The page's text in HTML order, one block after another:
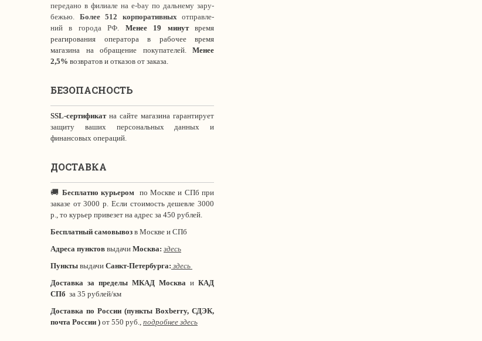
передано в филиале на e-bay по дальнему зару-
бежью. Более 512 корпоративныхотправле-
ний в города РФ. Менее 19 минутвремя
реагирования оператора в рабочее время
магазина на обращение покупателей. Менее
2,5% возвратов и отказов от заказа.
БЕЗОПАСНОСТЬ
SSL-сертификатна сайте магазина гарантирует
защиту ваших персональных данных и
финансовых операций.
ДОСТАВКА
🚚 Бесплатно курьером по Москве и СПб при
заказе от 3000 р. Если стоимость дешевле 3000
р., то курьер привезет на адрес за 450 рублей.
Бесплатный самовывоз в Москве и СПб
Адреса пунктов выдачи Москва: здесь
Пункты выдачи Санкт-Петербурга: здесь
Доставка за пределы МКАД Москва и КАД
СПб за 35 рублей/км
Доставка по России (пункты Boxberry, СДЭК,
почта России ) от 550 руб., подробнее здесь